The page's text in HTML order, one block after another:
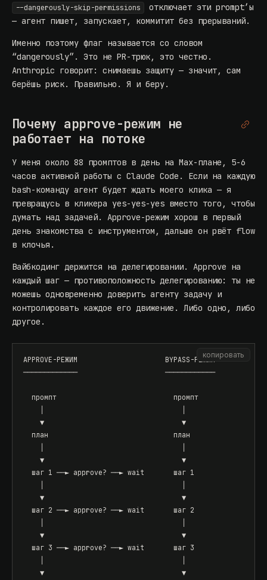
--dangerously-skip-permissions
отключает эти prompt’ы
— агент пишет, запускает, коммитит без прерываний.
Именно поэтому флаг называется со словом
“dangerously”. Это не PR-трюк, это честно.
Anthropic говорит: снимаешь защиту — значит, сам
берёшь риск. Правильно. Я и беру.
Почему approve-режим не
работает на потоке
У меня около 88 промптов в день на Max-плане, 5-6
часов активной работы с Claude Code. Если на каждую
bash-команду агент будет ждать моего клика — я
превращусь в кликера yes-yes-yes вместо того, чтобы
думать над задачей. Approve-режим хорош в первый
день знакомства с инструментом, дальше он рвёт flow
в клочья.
Вайбкодинг держится на делегировании. Approve на
каждый шаг — противоположность делегированию: ты не
можешь одновременно доверить агенту задачу и
контролировать каждое его движение. Либо одно, либо
другое.
копировать
APPROVE-РЕЖИМ                     BYPASS-РЕЖИМ
─────────────                     ────────────
  промпт                            промпт
    ▼                                 ▼
  план                              план
    ▼                                 ▼
  шаг 1 ──► approve? ──► wait       шаг 1
    ▼                                 ▼
  шаг 2 ──► approve? ──► wait       шаг 2
    ▼                                 ▼
  шаг 3 ──► approve? ──► wait       шаг 3
    ▼                                 ▼